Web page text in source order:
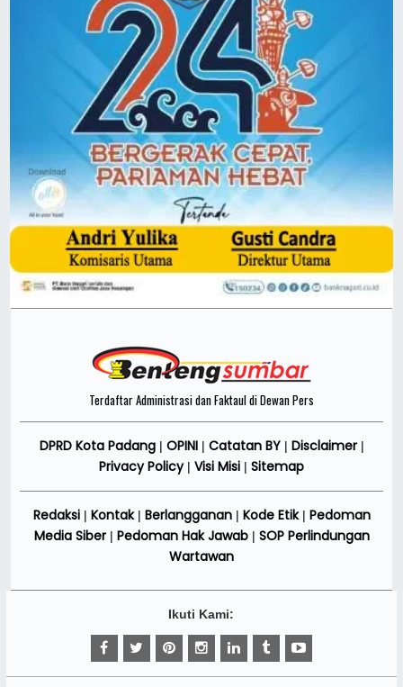
Terdaftar Administrasi dan Faktaul di Dewan Pers
DPRD Kota Padang| OPINI| Catatan BY| Disclaimer|
Privacy Policy| Visi Misi | Sitemap
Redaksi| Kontak| Berlangganan| Kode Etik| Pedoman
Media Siber| Pedoman Hak Jawab| SOP Perlindungan
Wartawan
Ikuti Kami: